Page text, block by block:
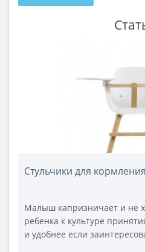
Стульчики для кормления
Малыш капризничает и не
ребенка к культуре
и удобнее если